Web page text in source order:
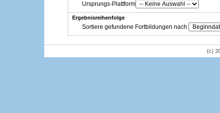
Ursprungs-Plattform
Ergebnisreihenfolge
Sortiere gefundene Fortbildungen nach
(c)